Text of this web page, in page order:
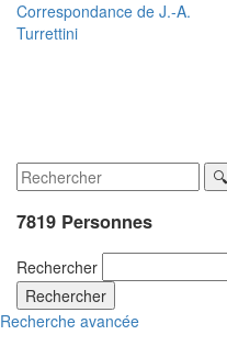
Correspondance de J.-A.
Turrettini
7819 Personnes
Rechercher
Rechercher
Recherche avancée